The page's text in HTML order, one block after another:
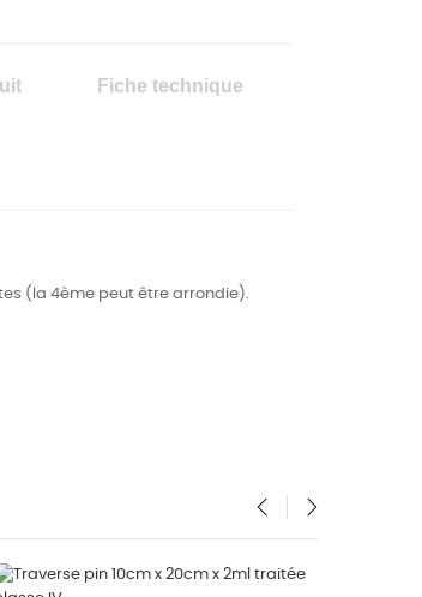
Fiche technique
(la 4ème peut être arrondie).